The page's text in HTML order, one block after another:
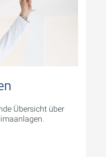
Übersicht über